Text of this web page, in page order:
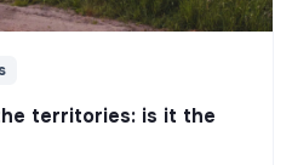
territories: is it the